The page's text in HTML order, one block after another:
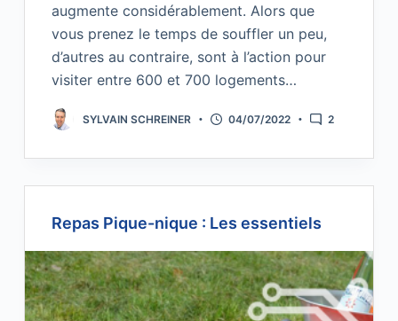
augmente considérablement. Alors que
vous prenez le temps de souffler un peu,
d’autres au contraire, sont à l’action pour
visiter entre 600 et 700 logements…
SYLVAIN SCHREINER 04/07/2022 2
Repas Pique-nique : Les essentiels